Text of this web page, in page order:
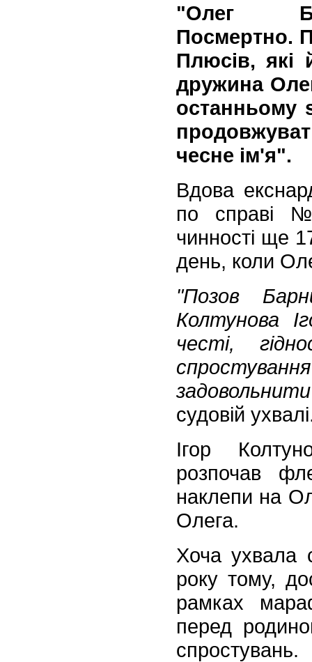
"Олег
Посмертно.
Плюсів, які
дружина
останньому
чесне ім'я".
Вдова
по справі
чинності ще
день, коли
"Позов
Колтунова
честі,
судовій
Ігор
розпочав
наклепи на
Олега.
Хоча ухвала
року тому,
рамках
перед
спростувань.